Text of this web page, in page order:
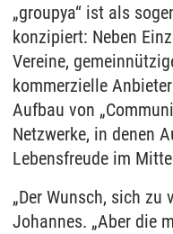
„groupya“ ist als
konzipiert: Neben
Vereine,
kommerzielle
Aufbau von
Netzwerke, in denen
Lebensfreude im
„Der Wunsch, sich zu
Johannes. „Aber die